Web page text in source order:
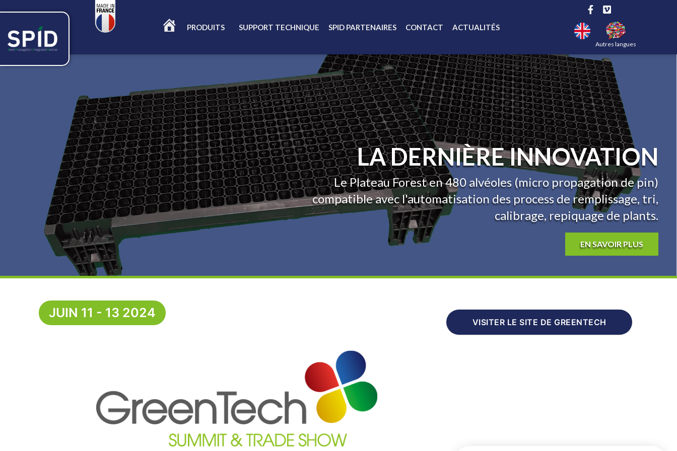
ACCUEILPRODUITS SUPPORT TECHNIQUE SPID PARTENAIRES CONTACT ACTUALITÉS
Autres langues
LA DERNIÈRE INNOVATION
Le Plateau Forest en 480 alvéoles (micro propagation de pin)
compatible avec l'automatisation des process de remplissage, tri,
calibrage, repiquage de plants.
EN SAVOIR PLUS
JUIN 11 - 13 2024
VISITER LE SITE DE GREENTECH